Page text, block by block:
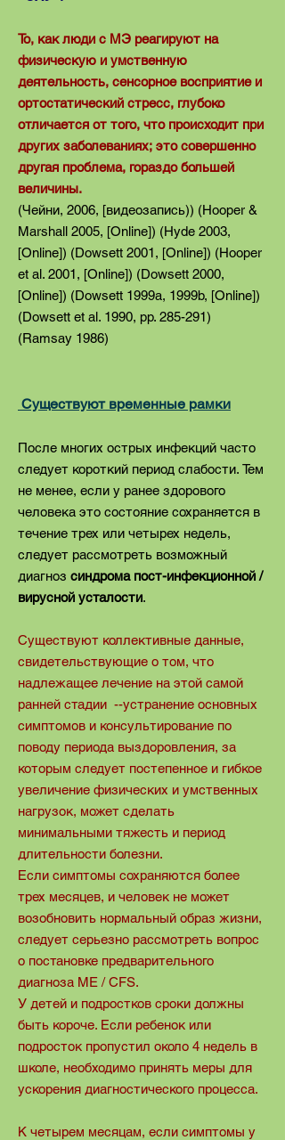
То, как люди с МЭ реагируют на
физическую и умственную
деятельность, сенсорное восприятие и
ортостатический стресс, глубоко
отличается от того, что происходит при
других заболеваниях; это совершенно
другая проблема, гораздо большей
величины.
(Чейни, 2006, [видеозапись)) (Hooper &
Marshall 2005, [Online]) (Hyde 2003,
[Online]) (Dowsett 2001, [Online]) (Hooper
et al. 2001, [Online]) (Dowsett 2000,
[Online]) (Dowsett 1999a, 1999b, [Online])
(Dowsett et al. 1990, pp. 285-291)
(Ramsay 1986)
Существуют временные рамки
После многих острых инфекций часто
следует короткий период слабости. Тем
не менее, если у ранее здорового
человека это состояние сохраняется в
течение трех или четырех недель,
следует рассмотреть возможный
диагноз синдрома пост-инфекционной /
вирусной усталости.
Существуют коллективные данные,
свидетельствующие о том, что
надлежащее лечение на этой самой
ранней стадии --устранение основных
симптомов и консультирование по
поводу периода выздоровления, за
которым следует постепенное и гибкое
увеличение физических и умственных
нагрузок, может сделать
минимальными тяжесть и период
длительности болезни.
Если симптомы сохраняются более
трех месяцев, и человек не может
возобновить нормальный образ жизни,
следует серьезно рассмотреть вопрос
о постановке предварительного
диагноза ME / CFS.
У детей и подростков сроки должны
быть короче. Если ребенок или
подросток пропустил около 4 недель в
школе, необходимо принять меры для
ускорения диагностического процесса.
К четырем месяцам, если симптомы у